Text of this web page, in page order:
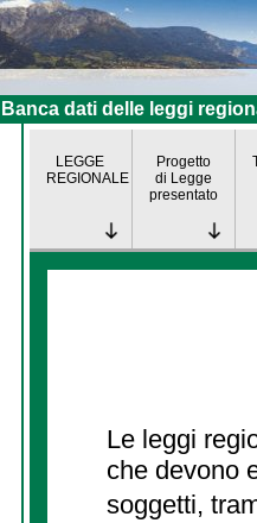
Banca dati delle leggi
LEGGE
REGIONALE
Progetto
di Legge
presentato
Le leggi
che devono
soggetti,